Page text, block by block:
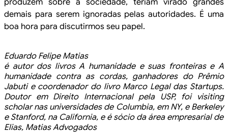
demais para seremignoradas pelas autoridades. É uma
boa hora para discutirmos seu papel.
EduardoFelipe Matias
é autor dos livros A humanidade esuas fronteiras e A
humanidade contra as cordas, ganhadores do Prêmio
Jabuti ecoordenador do livro Marco Legal das Startups.
Doutor em Direito Internacionalpela USP, foi visiting
scholar nas universidades de Columbia, em NY, e Berkeley
e Stanford, na California, e é sócio da área empresarial de
Elias, MatiasAdvogados